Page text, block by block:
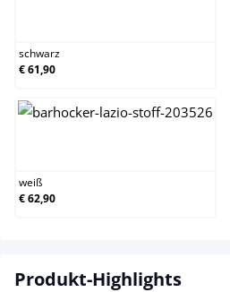
schwarz
€ 61,90
weiß
€ 62,90
Produkt-Highlights